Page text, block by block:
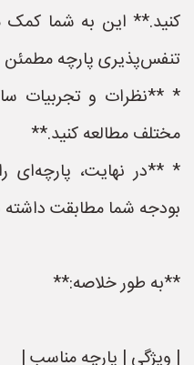
کنید.** این به شما کمک
تنفس‌پذیری پارچه
* **نظرات و تجربیات
مختلف مطالعه کنید.**
* **در نهایت، پارچه‌ای
بودجه شما مطابقت
**به طور خلاصه:**
| ویژگی | پارچه مناسب |